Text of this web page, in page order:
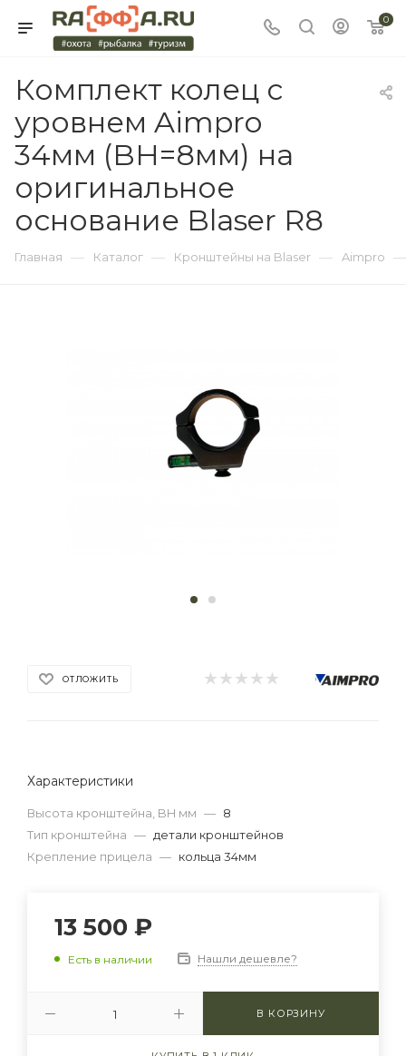
0
Комплект колец с
уровнем Aimpro
34мм (BH=8мм) на
оригинальное
основание Blaser R8
Главная — Каталог — Кронштейны на Blaser — Aimpro —
ОТЛОЖИТЬ
Характеристики
Высота кронштейна, BH мм — 8
Тип кронштейна — детали кронштейнов
Крепление прицела — кольца 34мм
13 500 ₽
Есть в наличии Нашли дешевле?
В КОРЗИНУ